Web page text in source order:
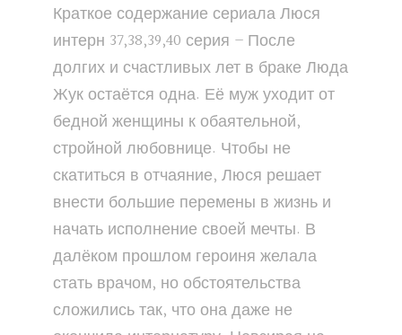
Краткое содержание сериала Люся
интерн 37,38,39,40 серия – После
долгих и счастливых лет в браке Люда
Жук остаётся одна. Её муж уходит от
бедной женщины к обаятельной,
стройной любовнице. Чтобы не
скатиться в отчаяние, Люся решает
внести большие перемены в жизнь и
начать исполнение своей мечты. В
далёком прошлом героиня желала
стать врачом, но обстоятельства
сложились так, что она даже не